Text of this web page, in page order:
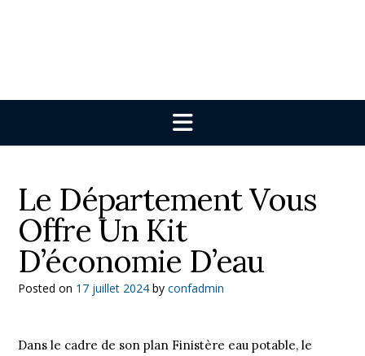
Le Département Vous
Offre Un Kit
D’économie D’eau
Posted on 17 juillet 2024 by confadmin
Dans le cadre de son plan Finistère eau potable, le